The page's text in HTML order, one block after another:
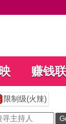
赚钱
限制级(火辣)